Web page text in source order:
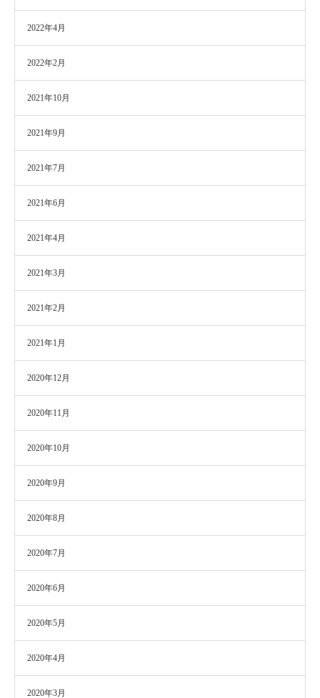
2022年4月
2022年2月
2021年10月
2021年9月
2021年7月
2021年6月
2021年4月
2021年3月
2021年2月
2021年1月
2020年12月
2020年11月
2020年10月
2020年9月
2020年8月
2020年7月
2020年6月
2020年5月
2020年4月
2020年3月